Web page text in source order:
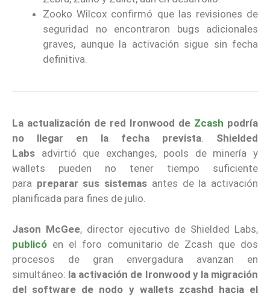
Zooko Wilcox confirmó que las revisiones de
seguridad no encontraron bugs adicionales
graves, aunque la activación sigue sin fecha
definitiva.
La actualización de red Ironwood de Zcash podría
no llegar en la fecha prevista. Shielded
Labs advirtió que exchanges, pools de minería y
wallets pueden no tener tiempo suficiente
para preparar sus sistemas antes de la activación
planificada para fines de julio.
Jason McGee, director ejecutivo de Shielded Labs,
publicó en el foro comunitario de Zcash que dos
procesos de gran envergadura avanzan en
simultáneo: la activación de Ironwood y la migración
del software de nodo y wallets zcashd hacia el